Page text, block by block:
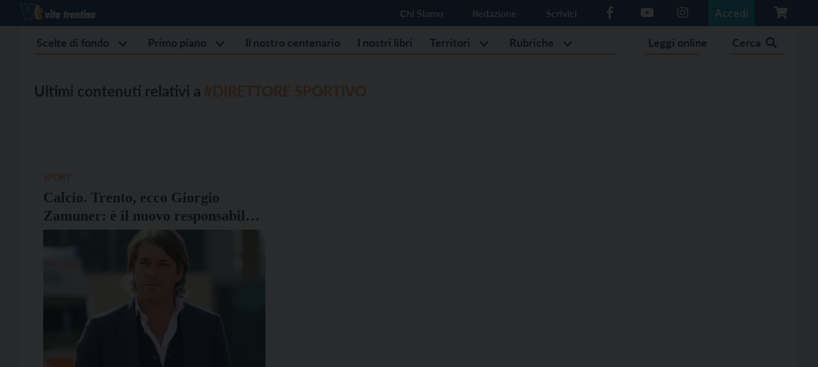
Chi Siamo Redazione Scrivici Accedi
Scelte di fondo Primo piano Il nostro centenario I nostri libri Territori Rubriche Leggi online Cerca
Ultimi contenuti relativi a
Calcio. Trento, ecco Giorgio
Zamuner: è il nuovo responsabile
dell’area tecnica e direttore